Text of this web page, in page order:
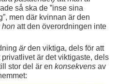
så ska de ”inse sina
men där kvinnan är den
hon att den överordningen inte
ärden viktiga, dels för att
är det viktigaste, dels
stor del är en konsekvens av